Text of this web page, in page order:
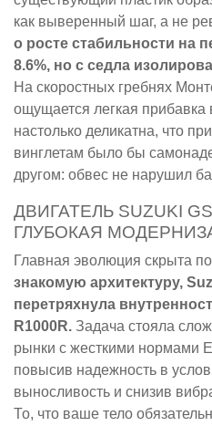
как выверенный шаг, а не
о росте стабильности на
8.6%, но с седла
На скоростных гребнях
ощущается легкая прибавка
настолько деликатна, что
винглетам было бы
другом: обвес не нарушил
ДВИГАТЕЛЬ SUZUKI
ГЛУБОКАЯ
Главная эволюция скрыта
знакомую архитектуру,
перетряхнула
R1000R. Задача стояла
рынки с жесткими нормами
повысив надежность в
выносливость и снизив
То, что ваше тело